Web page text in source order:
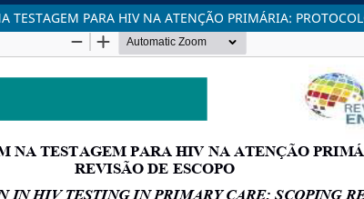
TESTAGEM PARA HIV NA ATENÇÃO PRIMÁRIA: